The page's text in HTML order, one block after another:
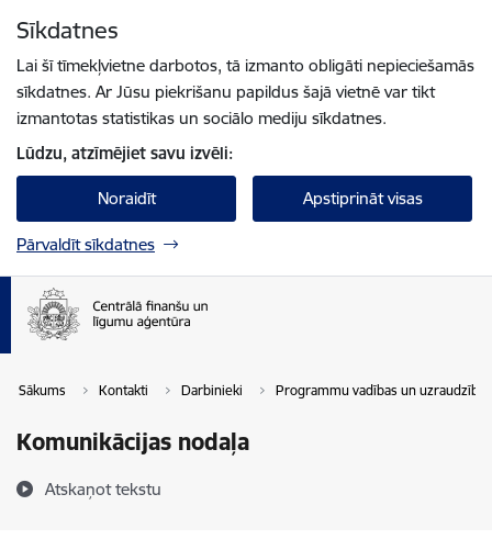
Sīkdatnes
Lai šī tīmekļvietne darbotos, tā izmanto obligāti nepieciešamās
sīkdatnes. Ar Jūsu piekrišanu papildus šajā vietnē var tikt
izmantotas statistikas un sociālo mediju sīkdatnes.
Lūdzu, atzīmējiet savu izvēli:
Noraidīt Apstiprināt visas
Pārvaldīt sīkdatnes
Sākums Kontakti Darbinieki Programmu vadības un
Komunikācijas nodaļa
Atskaņot tekstu